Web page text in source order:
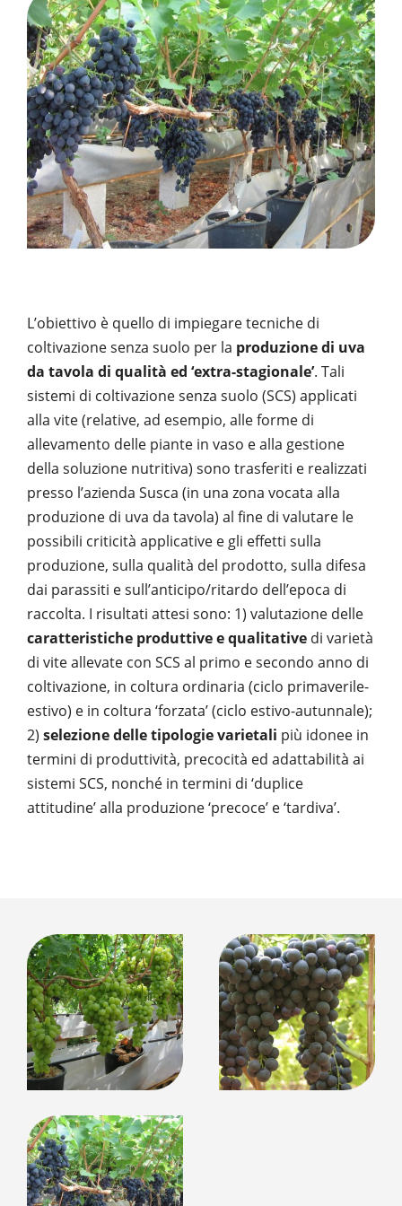
SYSMAN PROGETTI & SERVIZI SRL
TASK 3.6
TASK 3.7
TASK 3.8
TASK 3.9
TASK 3.10
PUBBLICAZIONI
ARTICOLO DELLA SETTIMANA
RASSEGNA STAMPA
TESI DI LAUREA
GALLERY
FOTO GALLERY
VIDEO GALLERY
CONTATTI
L’obiettivo è quello di impiegare tecniche di
coltivazione senza suolo per la produzione di uva
da tavola di qualità ed ‘extra-stagionale’. Tali
sistemi di coltivazione senza suolo (SCS) applicati
alla vite (relative, ad esempio, alle forme di
allevamento delle piante in vaso e alla gestione
della soluzione nutritiva) sono trasferiti e realizzati
presso l’azienda Susca (in una zona vocata alla
produzione di uva da tavola) al fine di valutare le
possibili criticità applicative e gli effetti sulla
produzione, sulla qualità del prodotto, sulla difesa
dai parassiti e sull’anticipo/ritardo dell’epoca di
raccolta. I risultati attesi sono: 1) valutazione delle
caratteristiche produttive e qualitative di varietà
di vite allevate con SCS al primo e secondo anno di
coltivazione, in coltura ordinaria (ciclo primaverile-
estivo) e in coltura ‘forzata’ (ciclo estivo-autunnale);
2) selezione delle tipologie varietali più idonee in
termini di produttività, precocità ed adattabilità ai
sistemi SCS, nonché in termini di ‘duplice
attitudine’ alla produzione ‘precoce’ e ‘tardiva’.